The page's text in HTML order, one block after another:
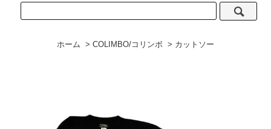
ホーム > COLIMBO/コリンボ > カットソー